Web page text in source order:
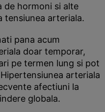
de hormoni si alte
tensiunea arteriala.
pana acum
doar temporar,
pe termen lung si pot
arteriala
afectiuni la
globala.